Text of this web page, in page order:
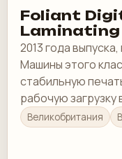
Foliant
Laminating
2013 года
Машины этого
стабильную
рабочую загрузку
Великобритания